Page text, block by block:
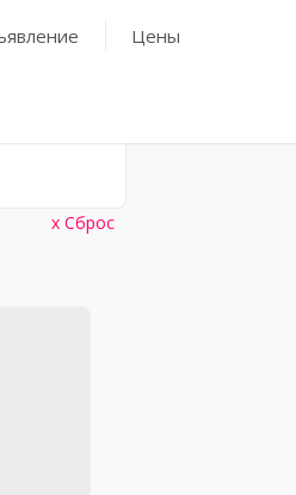
Цены
Сброс